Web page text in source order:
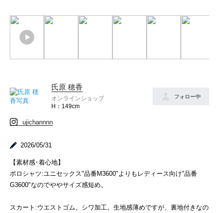
氏原 穂香
オンラインショップ
149cm
フォロー中
ujichannnn
2026/05/31
【素材感･着心地】
ポロシャツ:ユニセックス"品番M3600"よりもレディース向け"品番
G3600"なのでややサイズ感短め。
スカート:ウエストゴム。シワ加工。生地感薄めですが、裏地付きなの